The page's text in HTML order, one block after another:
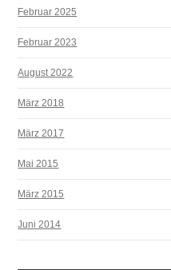
Februar 2025
Februar 2023
August 2022
März 2018
März 2017
Mai 2015
März 2015
Juni 2014